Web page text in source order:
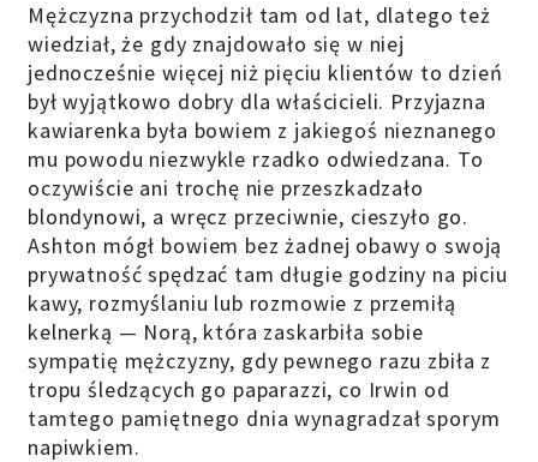
Mężczyzna przychodził tam od lat, dlatego też
wiedział, że gdy znajdowało się w niej
jednocześnie więcej niż pięciu klientów to dzień
był wyjątkowo dobry dla właścicieli. Przyjazna
kawiarenka była bowiem z jakiegoś nieznanego
mu powodu niezwykle rzadko odwiedzana. To
oczywiście ani trochę nie przeszkadzało
blondynowi, a wręcz przeciwnie, cieszyło go.
Ashton mógł bowiem bez żadnej obawy o swoją
prywatność spędzać tam długie godziny na piciu
kawy, rozmyślaniu lub rozmowie z przemiłą
kelnerką — Norą, która zaskarbiła sobie
sympatię mężczyzny, gdy pewnego razu zbiła z
tropu śledzących go paparazzi, co Irwin od
tamtego pamiętnego dnia wynagradzał sporym
napiwkiem.